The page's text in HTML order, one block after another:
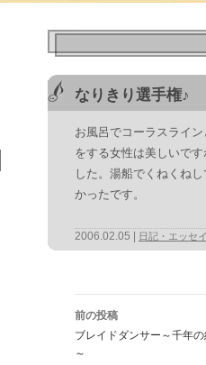
なりきり選手権♪
お風呂でコーラスライ
をする女性は美しいで
した。湯船でくねくね
かったです。
2006.02.05 日記・エッセ
投
稿
ナ
ビ
ゲ
シ
前の投稿
ブレイドダンサー～千年
～